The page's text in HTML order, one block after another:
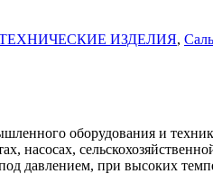
ИЗДЕЛИЯ,
оборудования и
насосах,
давлением, при высоких